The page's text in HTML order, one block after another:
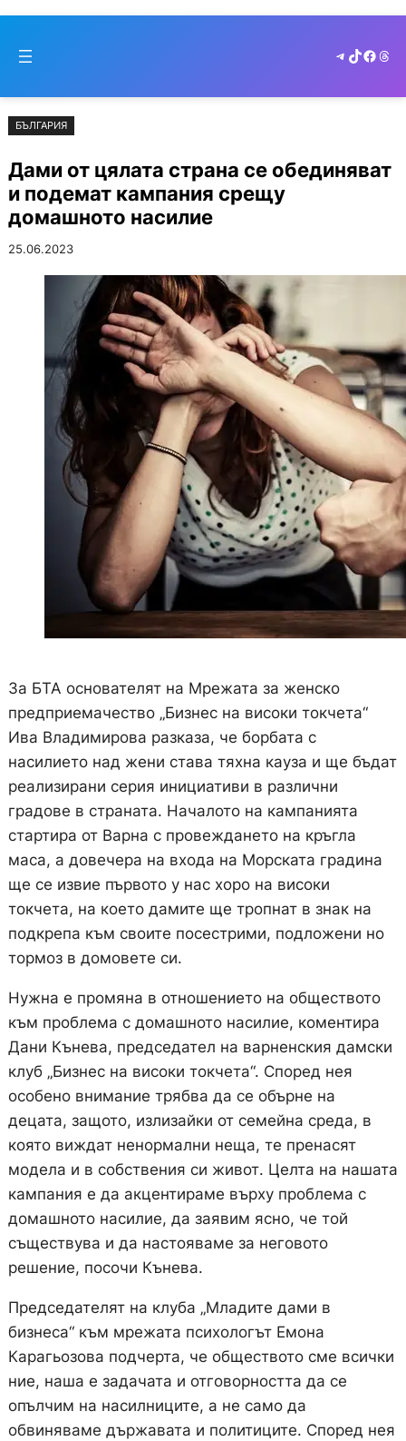
съдържанието
to
Telegram
TikTok
БЪЛГАРИЯ
Дами от цялата страна се обединяват
и подемат кампания срещу
домашното насилие
25.06.2023
За БТА основателят на Мрежата за женско
предприемачество „Бизнес на високи токчета“
Ива Владимирова разказа, че борбата с
насилието над жени става тяхна кауза и ще бъдат
реализирани серия инициативи в различни
градове в страната. Началото на кампанията
стартира от Варна с провеждането на кръгла
маса, а довечера на входа на Морската градина
ще се извие първото у нас хоро на високи
токчета, на което дамите ще тропнат в знак на
подкрепа към своите посестрими, подложени но
тормоз в домовете си.
Нужна е промяна в отношението на обществото
към проблема с домашното насилие, коментира
Дани Кънева, председател на варненския дамски
клуб „Бизнес на високи токчета“. Според нея
особено внимание трябва да се обърне на
децата, защото, излизайки от семейна среда, в
която виждат ненормални неща, те пренасят
модела и в собствения си живот. Целта на нашата
кампания е да акцентираме върху проблема с
домашното насилие, да заявим ясно, че той
съществува и да настояваме за неговото
решение, посочи Кънева.
Председателят на клуба „Младите дами в
бизнеса“ към мрежата психологът Емона
Карагьозова подчерта, че обществото сме всички
ние, наша е задачата и отговорността да се
опълчим на насилниците, а не само да
обвиняваме държавата и политиците. Според нея